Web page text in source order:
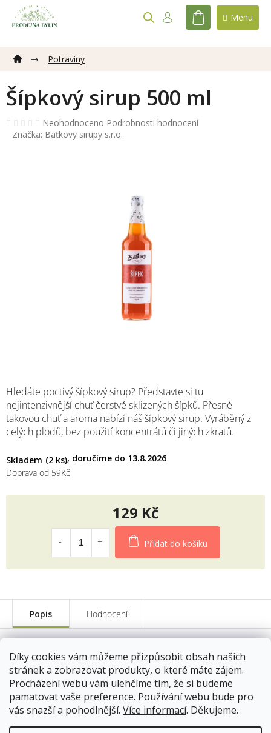
Díky cookies vám můžeme přizpůsobit obsah našich
stránek a zobrazovat produkty, o které máte zájem.
Procházení webu vám ulehčíme tím, že si budeme
pamatovat vaše preference. Používání webu bude pro
vás snazší a pohodlnější. Více informací. Děkujeme.
obsah
NÁKUPNÍ
Potraviny
Šípkový sirup 500 ml
Průměrné
hodnocení
Neohodnoceno Podrobnosti hodnocení
Značka: Baťkovy sirupy s.r.o.
Skladem (2 ks) 13.8.2026
Hledáte poctivý šípkový sirup? Představte si tu
nejintenzivnější chuť čerstvě sklizených šípků. Přesně
takovou chuť a aroma nabízí náš šípkový sirup. Vyráběný z
celých plodů, bez použití koncentrátů či jiných zkratů.
Doprava od 59Kč
129 Kč
Měrná
cena:
Přidat do košíku
Popis Hodnocení
Šípkový sirup
Náš domácí šípkový sirup jsme tvořili s láskou a péčí, aby vám
každý doušek připomněl tu pravou chuť přírody. Umělé a
přeslazené nápoje? To není pro nás. Proto přicházíme s tím
nejlepším ze světa šípků! Šípkový sirup je známý tím, že je na